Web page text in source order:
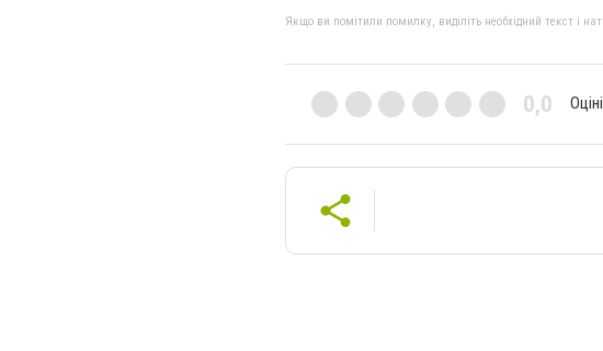
Якщо ви помітили помилку, виділіть необхідний текст і
0,0